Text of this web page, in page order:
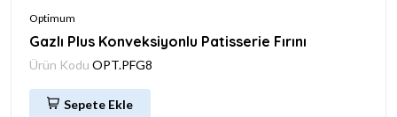
Optimum
Gazlı Plus Konveksiyonlu Patisserie Fırını
Ürün Kodu OPT.PFG8
Sepete Ekle